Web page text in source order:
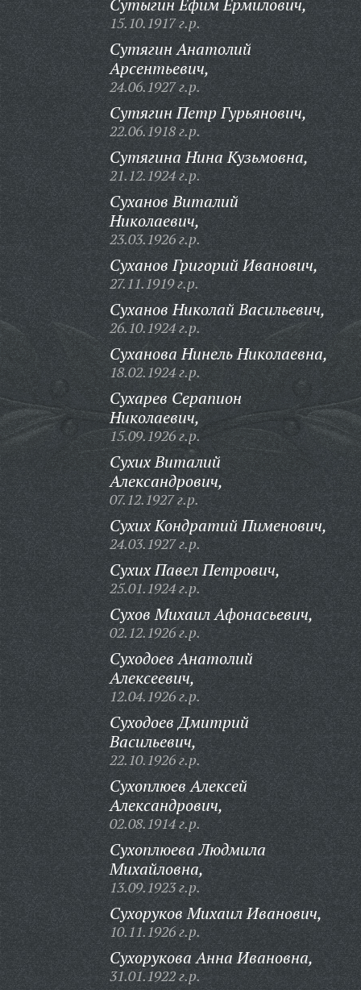
Сутыгин Ефим Ермилович,
15.10.1917 г.р.
Сутягин Анатолий
Арсентьевич,
24.06.1927 г.р.
Сутягин Петр Гурьянович,
22.06.1918 г.р.
Сутягина Нина Кузьмовна,
21.12.1924 г.р.
Суханов Виталий
Николаевич,
23.03.1926 г.р.
Суханов Григорий Иванович,
27.11.1919 г.р.
Суханов Николай Васильевич,
26.10.1924 г.р.
Суханова Нинель Николаевна,
18.02.1924 г.р.
Сухарев Серапион
Николаевич,
15.09.1926 г.р.
Сухих Виталий
Александрович,
07.12.1927 г.р.
Сухих Кондратий Пименович,
24.03.1927 г.р.
Сухих Павел Петрович,
25.01.1924 г.р.
Сухов Михаил Афонасьевич,
02.12.1926 г.р.
Суходоев Анатолий
Алексеевич,
12.04.1926 г.р.
Суходоев Дмитрий
Васильевич,
22.10.1926 г.р.
Сухоплюев Алексей
Александрович,
02.08.1914 г.р.
Сухоплюева Людмила
Михайловна,
13.09.1923 г.р.
Сухоруков Михаил Иванович,
10.11.1926 г.р.
Сухорукова Анна Ивановна,
31.01.1922 г.р.